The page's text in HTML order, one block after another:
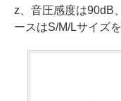
z、音圧感度は90dB
ースはS/M/Lサイズ